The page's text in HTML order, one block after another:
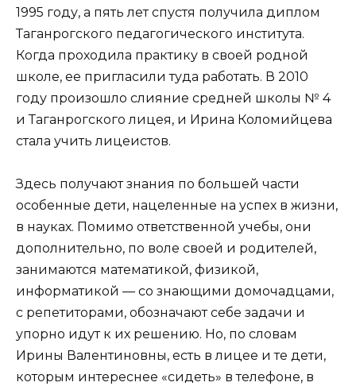
1995 году, а пять лет спустя получила диплом
Таганрогского педагогического института.
Когда проходила практику в своей родной
школе, ее пригласили туда работать. В 2010
году произошло слияние средней школы № 4
и Таганрогского лицея, и Ирина Коломийцева
стала учить лицеистов.
Здесь получают знания по большей части
особенные дети, нацеленные на успех в жизни,
в науках. Помимо ответственной учебы, они
дополнительно, по воле своей и родителей,
занимаются математикой, физикой,
информатикой — со знающими домочадцами,
с репетиторами, обозначают себе задачи и
упорно идут к их решению. Но, по словам
Ирины Валентиновны, есть в лицее и те дети,
которым интереснее «сидеть» в телефоне, в